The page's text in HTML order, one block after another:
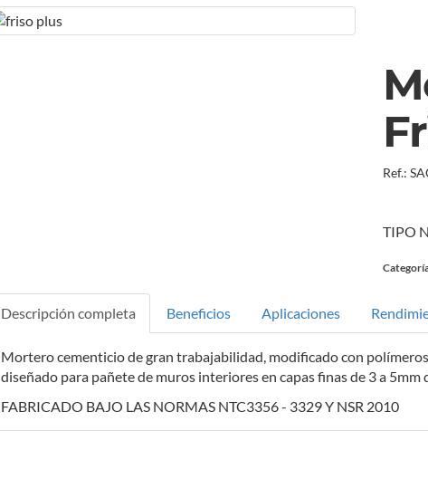
Ref.:
TIPO
Descripción completa Beneficios Aplicaciones
Mortero cementicio de gran trabajabilidad, modificado con
diseñado para pañete de muros interiores en capas finas de 3 a 5mm
FABRICADO BAJO LAS NORMAS NTC3356 - 3329 Y NSR 2010